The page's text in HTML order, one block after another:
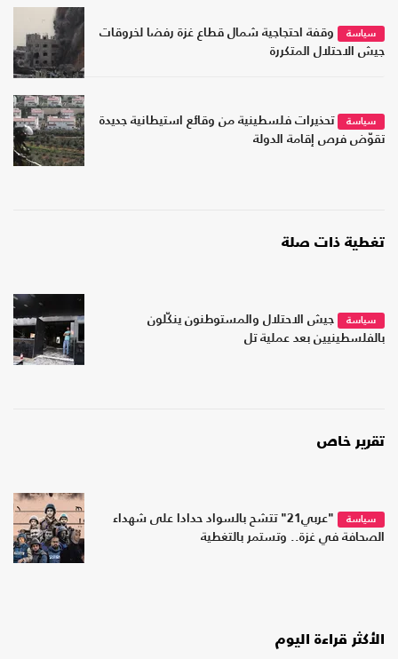
سياسة
وقفة احتجاجية شمال قطاع غزة رفضا لخروقات
جيش الاحتلال المتكررة
سياسة
تحذيرات فلسطينية من وقائع استيطانية جديدة
تقوّض فرص إقامة الدولة
تغطية ذات صلة
سياسة
جيش الاحتلال والمستوطنون ينكّلون
بالفلسطينيين بعد عملية تل
تقرير خاص
سياسة
"عربي21" تتشح بالسواد حدادا على شهداء
الصحافة في غزة.. وتستمر بالتغطية
الأكثر قراءة اليوم